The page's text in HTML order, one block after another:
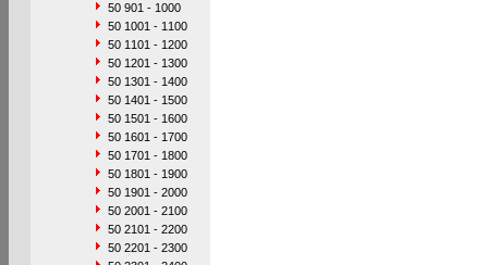
50 901 - 1000
50 1001 - 1100
50 1101 - 1200
50 1201 - 1300
50 1301 - 1400
50 1401 - 1500
50 1501 - 1600
50 1601 - 1700
50 1701 - 1800
50 1801 - 1900
50 1901 - 2000
50 2001 - 2100
50 2101 - 2200
50 2201 - 2300